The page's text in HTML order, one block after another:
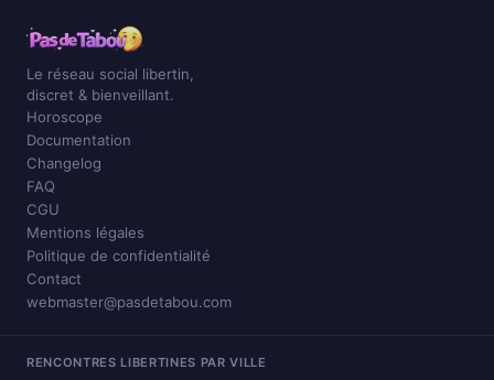
Le réseau social libertin,
discret & bienveillant.
Horoscope
Documentation
Changelog
FAQ
CGU
Mentions légales
Politique de confidentialité
Contact
webmaster@pasdetabou.com
RENCONTRES LIBERTINES PAR VILLE